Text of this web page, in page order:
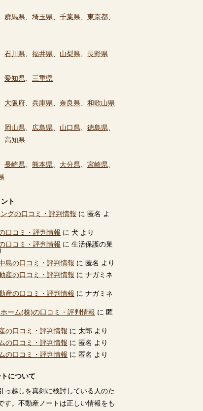
群馬県 埼玉県 千葉県 東京都
石川県 福井県 山梨県
長野県
愛知県
三重県
大阪府 兵庫県 奈良県
和歌山県
岡山県 広島県 山口県 徳島県
高知県
長崎県 熊本県 大分県 宮崎県
ト
グの口コミ・評判情報 に 匿名 よ
口コミ・評判情報 に 犬 より
口コミ・評判情報 に 生活保護の巣
島の口コミ・評判情報 に 匿名 より
産の口コミ・評判情報 に ナガミネ
産の口コミ・評判情報 に ナガミネ
ーム(株)の口コミ・評判情報 に 匿
の口コミ・評判情報 に 太郎 より
の口コミ・評判情報 に 匿名 より
の口コミ・評判情報 に 匿名 より
について
っ越しを真剣に検討している人のた
す。不動産ノートは正しい情報をも